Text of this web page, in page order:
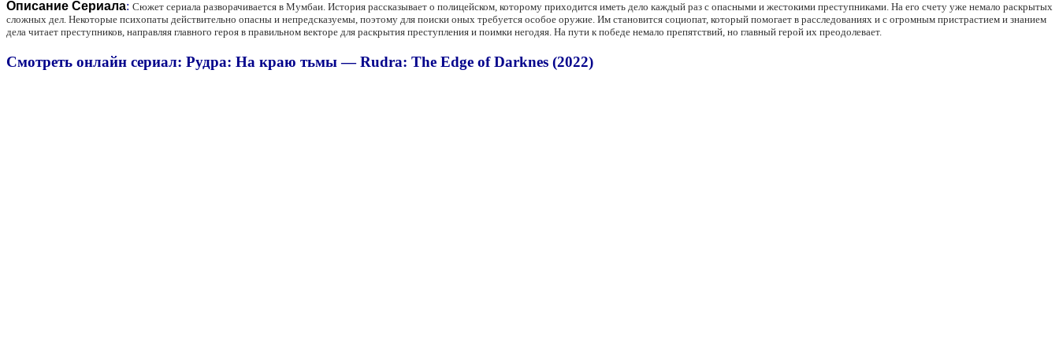
Описание Сериала: Сюжет сериала разворачивается в Мумбаи. История рассказывает о полицейском, которому приходится иметь дело каждый раз с опасными и жестокими преступниками. На его счету уже немало раскрытых
сложных дел. Некоторые психопаты действительно опасны и непредсказуемы, поэтому для поиски оных требуется особое оружие. Им становится социопат, который помогает в расследованиях и с огромным пристрастием и знанием
дела читает преступников, направляя главного героя в правильном векторе для раскрытия преступления и поимки негодяя. На пути к победе немало препятствий, но главный герой их преодолевает.
Смотреть онлайн сериал: Рудра: На краю тьмы — Rudra: The Edge of Darknes (2022)